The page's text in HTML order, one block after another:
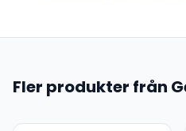
Fler produkter från